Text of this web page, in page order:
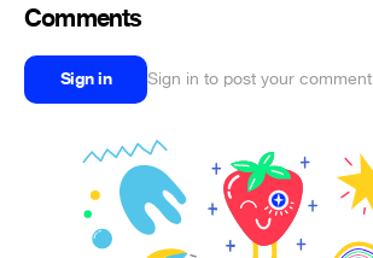
Comments
Sign in Sign in to post your comment